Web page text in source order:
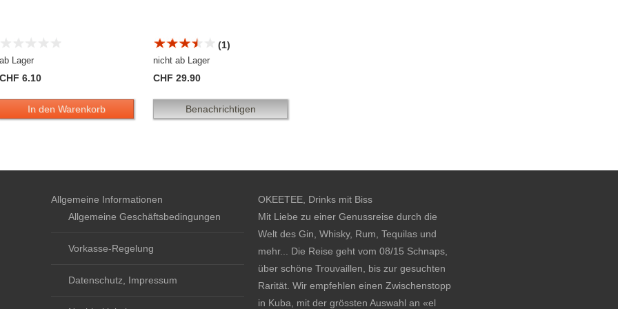
ab Lager
CHF 6.10
In den Warenkorb
(1)
nicht ab Lager
CHF 29.90
Benachrichtigen
Allgemeine Informationen
Allgemeine Geschäftsbedingungen
Vorkasse-Regelung
Datenschutz, Impressum
OKEETEE, Drinks mit Biss
Mit Liebe zu einer Genussreise durch die
Welt des Gin, Whisky, Rum, Tequilas und
mehr... Die Reise geht vom 08/15 Schnaps,
über schöne Trouvaillen, bis zur gesuchten
Rarität. Wir empfehlen einen Zwischenstopp
in Kuba, mit der grössten Auswahl an «el